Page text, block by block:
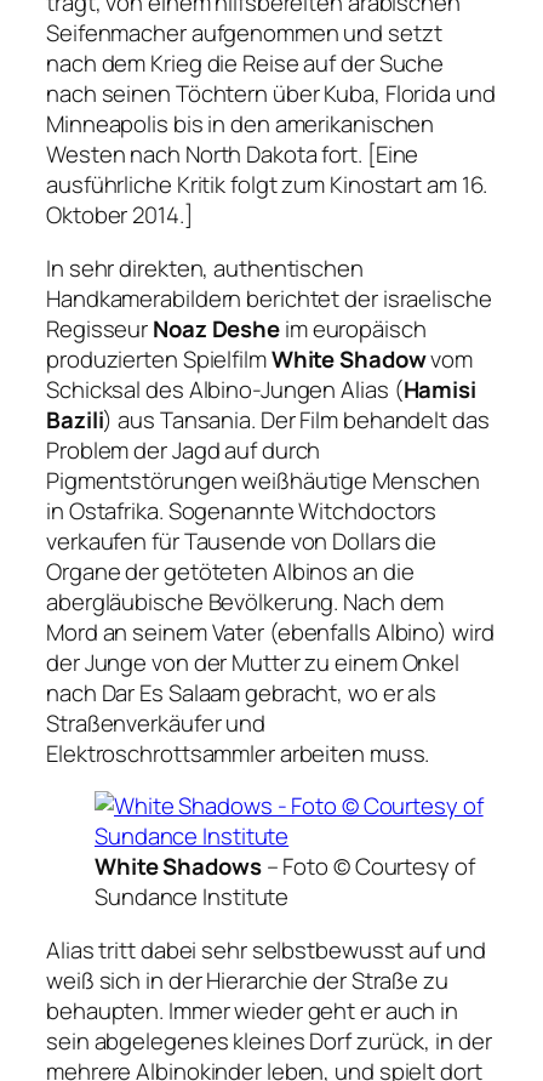
Seifenmacher aufgenommen und setzt
nach dem Krieg die Reise auf der Suche
nach seinen Töchtern über Kuba, Florida und
Minneapolis bis in den amerikanischen
Westen nach North Dakota fort. [Eine
ausführliche Kritik folgt zum Kinostart am 16.
Oktober 2014.]
In sehr direkten, authentischen
Handkamerabildern berichtet der israelische
RegisseurNoaz Desheim europäisch
produzierten SpielfilmWhite Shadowvom
Schicksal des Albino-Jungen Alias (Hamisi
Bazili) aus Tansania. Der Film behandelt das
Problem der Jagd auf durch
Pigmentstörungen weißhäutige Menschen
in Ostafrika. Sogenannte Witchdoctors
verkaufen für Tausende von Dollars die
Organe der getöteten Albinos an die
abergläubische Bevölkerung. Nach dem
Mord an seinem Vater (ebenfalls Albino) wird
der Junge von der Mutter zu einem Onkel
nach Dar Es Salaam gebracht, wo er als
Straßenverkäufer und
Elektroschrottsammler arbeiten muss.
White Shadows–Foto © Courtesy of
Sundance Institute
Alias tritt dabei sehr selbstbewusst auf und
weiß sich in der Hierarchie der Straße zu
behaupten. Immer wieder geht er auch in
sein abgelegenes kleines Dorf zurück, in der
mehrere Albinokinder leben, und spielt dort